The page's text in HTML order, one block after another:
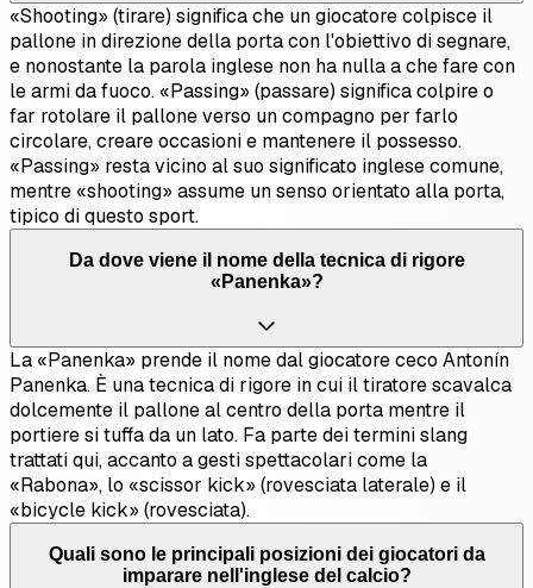
«Shooting» (tirare) significa che un giocatore colpisce il
pallone in direzione della porta con l'obiettivo di segnare,
e nonostante la parola inglese non ha nulla a che fare con
le armi da fuoco. «Passing» (passare) significa colpire o
far rotolare il pallone verso un compagno per farlo
circolare, creare occasioni e mantenere il possesso.
«Passing» resta vicino al suo significato inglese comune,
mentre «shooting» assume un senso orientato alla porta,
tipico di questo sport.
Da dove viene il nome della tecnica di rigore
«Panenka»?
La «Panenka» prende il nome dal giocatore ceco Antonín
Panenka. È una tecnica di rigore in cui il tiratore scavalca
dolcemente il pallone al centro della porta mentre il
portiere si tuffa da un lato. Fa parte dei termini slang
trattati qui, accanto a gesti spettacolari come la
«Rabona», lo «scissor kick» (rovesciata laterale) e il
«bicycle kick» (rovesciata).
Quali sono le principali posizioni dei giocatori da
imparare nell'inglese del calcio?